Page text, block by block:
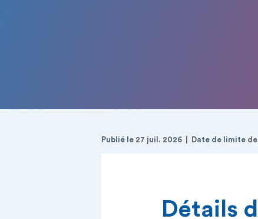
Publié le 27 juil. 2026 Date de limite
Détails